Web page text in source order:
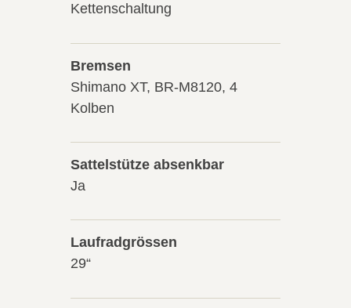
Kettenschaltung
Bremsen
Shimano XT, BR-M8120, 4
Kolben
Sattelstütze absenkbar
Ja
Laufradgrössen
29“